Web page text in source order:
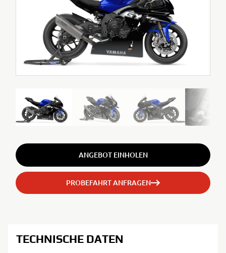
ANGEBOT EINHOLEN
PROBEFAHRT ANFRAGEN
TECHNISCHE DATEN